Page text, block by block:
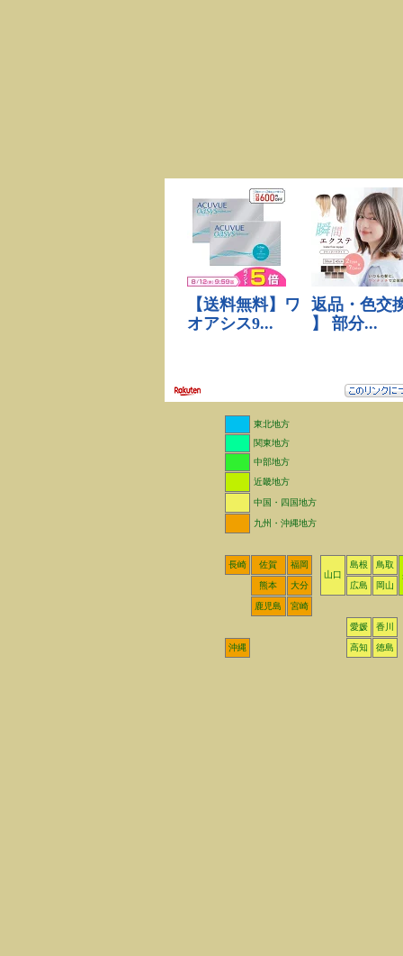
東北地方
関東地方
中部地方
近畿地方
中国・四国地方
九州・沖縄地方
長崎 佐賀
福岡
山口
島根
鳥取
熊本
大分 広島 岡山
鹿児島 宮崎
愛媛 香川
沖縄 高知 徳島